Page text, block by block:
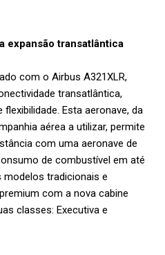
expansão transatlântica
com o Airbus A321XLR,
transatlântica,
Esta aeronave, da
aérea a utilizar, permite
com uma aeronave de
de combustível em até
tradicionais e
com a nova cabine
classes: Executiva e